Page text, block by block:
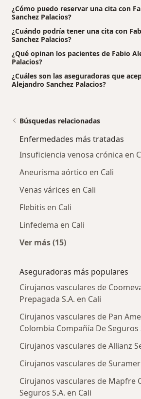
¿Cómo puedo reservar una cita con
Sanchez Palacios?
¿Cuándo podría tener una cita con
Sanchez Palacios?
¿Qué opinan los pacientes de Fabio
Palacios?
¿Cuáles son las aseguradoras que
Alejandro Sanchez Palacios?
Búsquedas relacionadas
Enfermedades más tratadas
Insuficiencia venosa crónica en
Aneurisma aórtico en Cali
Venas várices en Cali
Flebitis en Cali
Linfedema en Cali
Ver más (15)
Aseguradoras más populares
Cirujanos vasculares de
Prepagada S.A. en Cali
Cirujanos vasculares de Pan
Colombia Compañía De Seguros
Cirujanos vasculares de Allianz
Cirujanos vasculares de
Cirujanos vasculares de Mapfre
Seguros S.A. en Cali